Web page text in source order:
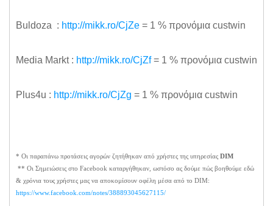
Buldoza : http://mikk.ro/CjZe = 1 % προνόμια custwin
Media Markt : http://mikk.ro/CjZf= 1 % προνόμια custwin
Plus4u : http://mikk.ro/CjZg = 1 % προνόμια custwin
* Οι παραπάνω προτάσεις αγορών ζητήθηκαν από χρήστες της υπηρεσίας DIM
** Οι Σημειώσεις στο Facebook καταργήθηκαν, ωστόσο ας δούμε πώς βοηθούμε εδώ
& χρόνια τους χρήστες μας να αποκομίσουν οφέλη μέσα από το DIM:
https://www.facebook.com/notes/388893045627115/